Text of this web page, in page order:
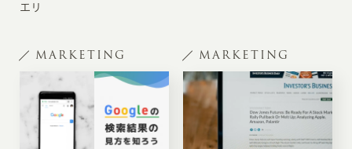
エリ
MARKETING MARKETING